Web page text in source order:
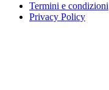
Termini e condizioni
Privacy Policy